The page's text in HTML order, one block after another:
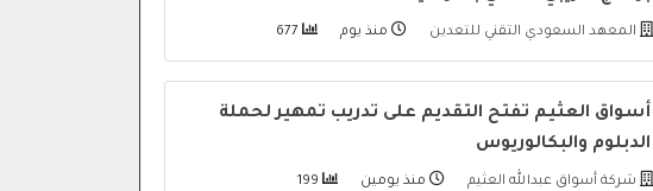
المعهد السعودي التقني للتعدين منذ يوم
أسواق العثيم تفتح التقديم على تدريب تمهير لحملة
الدبلوم والبكالوريوس
شركة أسواق عبدالله العثيم منذ يومين